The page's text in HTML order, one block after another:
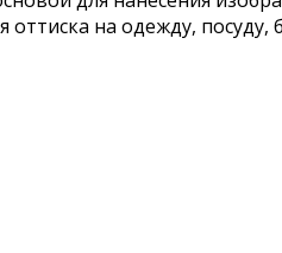
на одежду, посуду,